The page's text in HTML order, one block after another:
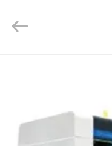
TENTANG
Co.,Ltd.